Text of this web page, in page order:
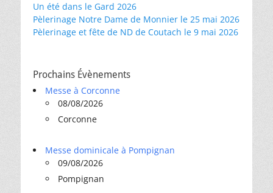
Un été dans le Gard 2026
Pèlerinage Notre Dame de Monnier le 25 mai 2026
Pèlerinage et fête de ND de Coutach le 9 mai 2026
Prochains Évènements
Messe à Corconne
08/08/2026
Corconne
Messe dominicale à Pompignan
09/08/2026
Pompignan